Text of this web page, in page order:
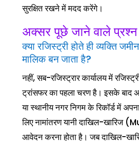
सुरक्षित रखने में मदद करेंगे।
अक्सर पूछे जाने वाले
क्या रजिस्ट्री होते ही व्यक्ति
मालिक बन जाता है?
नहीं, सब-रजिस्ट्रार कार्यालय में
ट्रांसफर का पहला चरण है। इसके बाद
या स्थानीय नगर निगम के रिकॉर्ड में
लिए नामांतरण यानी दाखिल-खारिज
आवेदन करना होता है। जब दाखिल-